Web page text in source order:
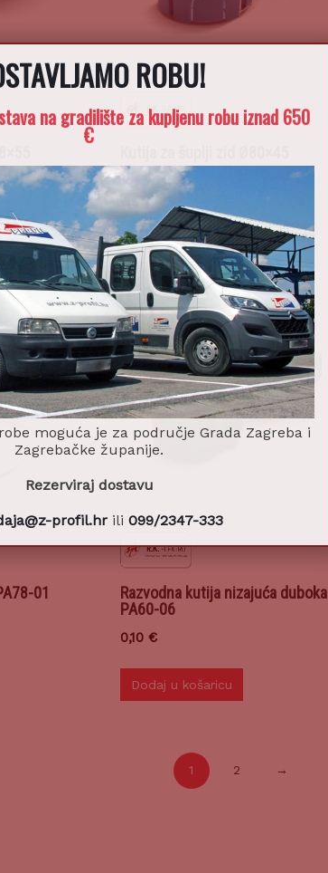
0,57€
Dodaj u košaricu
01
Razvodna kutija nizajuća duboka
PA60-06
0,10€
Dodaj u košaricu
1 2 →
ROBU!
na gradilište za kupljenu robu iznad 650
€
moguća je za područje Grada Zagreba i
Zagrebačke županije.
Rezerviraj dostavu
profil.hr ili099/2347-333